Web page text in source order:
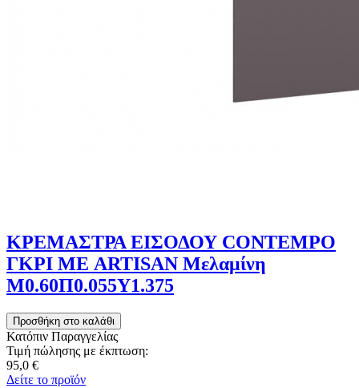
ΚΡΕΜΑΣΤΡΑ ΕΙΣΟΔΟΥ CONTEMPO
ΓΚΡΙ ΜΕ ARTISAN Μελαμίνη
Μ0.60Π0.055Υ1.375
Κατόπιν Παραγγελίας
Τιμή πώλησης με έκπτωση:
95,0 €
Δείτε το προϊόν